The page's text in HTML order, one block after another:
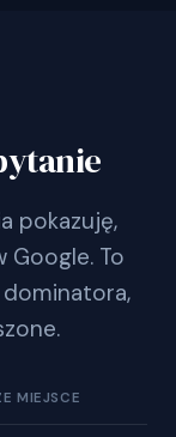
pokazuję,
Google. To
MIEJSCE